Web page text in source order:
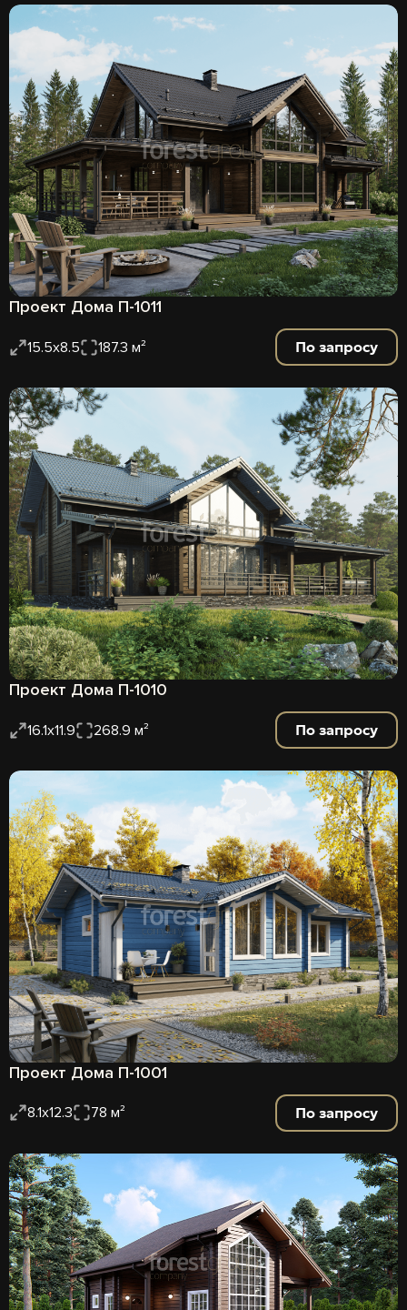
Проект Дома П-1011
15.5x8.5 187.3 м² По запросу
Проект Дома П-1010
16.1x11.9 268.9 м² По запросу
Проект Дома П-1001
8.1х12.3 78 м² По запросу